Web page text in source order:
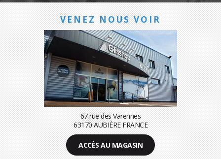
VENEZ NOUS VOIR
67 rue des Varennes
63170 AUBIÈRE FRANCE
ACCÈS AU MAGASIN